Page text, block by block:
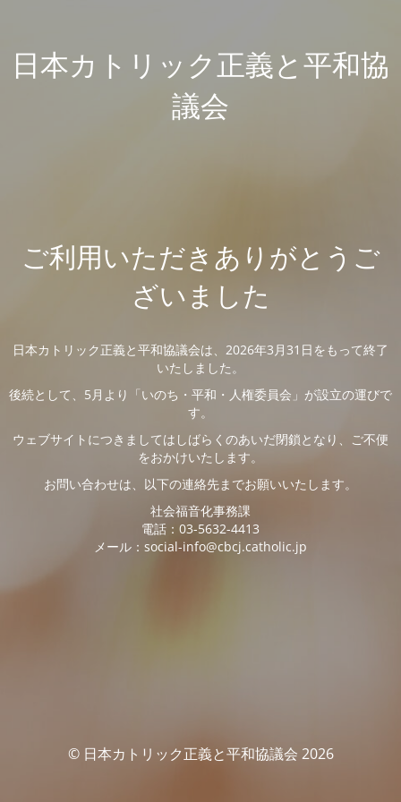
日本カトリック正義と平和協
議会
ご利用いただきありがとうご
ざいました
日本カトリック正義と平和協議会は、2026年3月31日をもって終了
いたしました。
後続として、5月より「いのち・平和・人権委員会」が設立の運びで
す。
ウェブサイトにつきましてはしばらくのあいだ閉鎖となり、ご不便
をおかけいたします。
お問い合わせは、以下の連絡先までお願いいたします。
社会福音化事務課
電話：03-5632-4413
メール：social-info@cbcj.catholic.jp
© 日本カトリック正義と平和協議会 2026